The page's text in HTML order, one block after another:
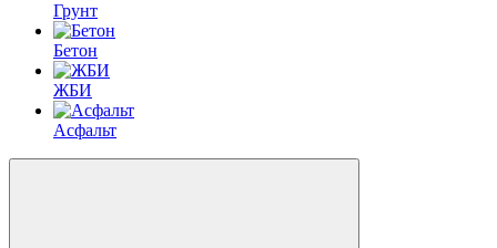
Грунт
Бетон
ЖБИ
Асфальт